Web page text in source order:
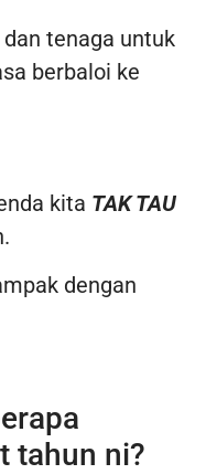
tenaga untuk
berbaloi ke
kita TAK TAU
dengan
tahun ni?